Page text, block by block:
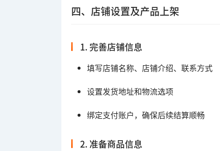
四、店铺设置及产品上架
1. 完善店铺信息
填写店铺名称、店铺介绍、联系方式
设置发货地址和物流选项
绑定支付账户，确保后续结算顺畅
2. 准备商品信息